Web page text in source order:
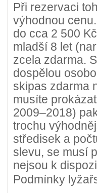
Při rezervaci
výhodnou
do cca 2 500
mladší 8 let
zcela zdarma.
dospělou
skipas zdarma
musíte
2009–2018)
trochu
středisek a
slevu, se musí
nejsou k
Podmínky